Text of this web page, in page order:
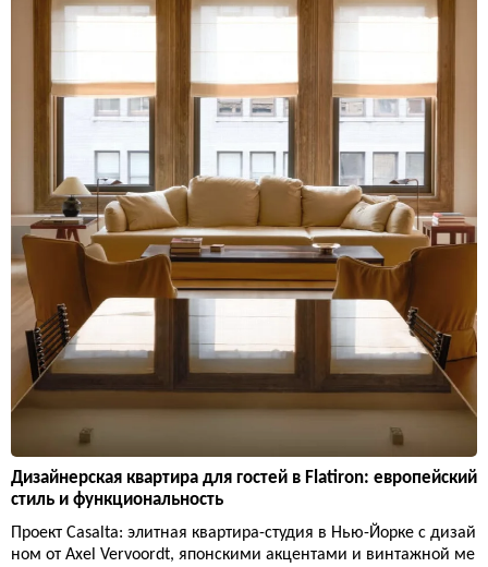
Дизайнерская квартира для гостей в Flatiron: европейский
стиль и функциональность
Проект Casalta: элитная квартира-студия в Нью-Йорке с дизай
ном от Axel Vervoordt, японскими акцентами и винтажной ме